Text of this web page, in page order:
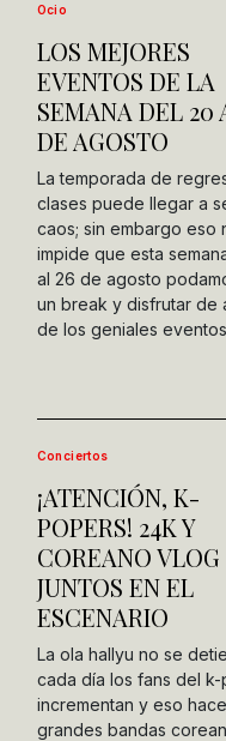
Ocio
LOS MEJORES
EVENTOS DE LA
SEMANA DEL 20
DE AGOSTO
La temporada de
clases puede llegar a
caos; sin embargo eso
impide que esta
al 26 de agosto
un break y disfrutar de
de los geniales
Conciertos
¡ATENCIÓN, K-
POPERS! 24K Y
COREANO VLOG
JUNTOS EN EL
ESCENARIO
La ola hallyu no se
cada día los fans del k-
incrementan y eso
grandes bandas